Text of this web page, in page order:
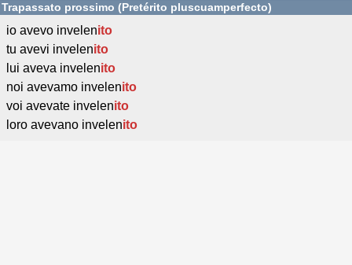
Trapassato prossimo (Pretérito pluscuamperfecto)
io avevo invelenito
tu avevi invelenito
lui aveva invelenito
noi avevamo invelenito
voi avevate invelenito
loro avevano invelenito